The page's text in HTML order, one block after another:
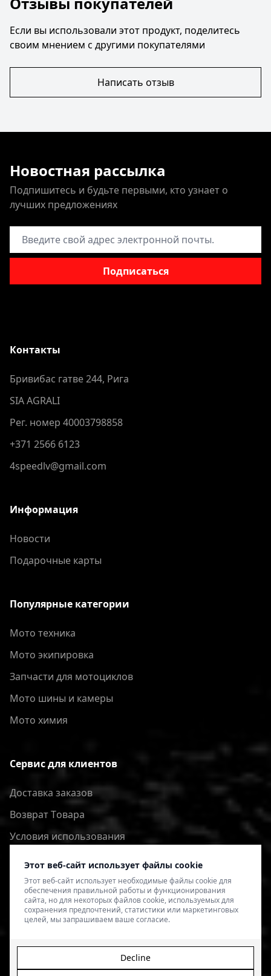
Этот веб-сайт использует файлы cookie
Этот веб-сайт использует необходимые файлы cookie для
обеспечения правильной работы и функционирования
сайта, но для некоторых файлов cookie, используемых для
сохранения предпочтений, статистики или маркетинговых
целей, мы запрашиваем ваше согласие.
Decline
Если вы использовали этот продукт, поделитесь
своим мнением с другими покупателями
Написать отзыв
Новостная рассылка
Подпишитесь и будьте первыми, кто узнает о
лучших предложениях
Адрес электронной почты
Подписаться
Контакты
Бривибас гатве 244, Рига
SIA AGRALI
Рег. номер 40003798858
+371 2566 6123
4speedlv@gmail.com
Информация
Новости
Подарочные карты
Популярные категории
Мото техника
Мото экипировка
Запчасти для мотоциклов
Мото шины и камеры
Мото химия
Сервис для клиентов
Доставка заказов
Bозврат Tовара
Условия использования
Политика конфиденциальности